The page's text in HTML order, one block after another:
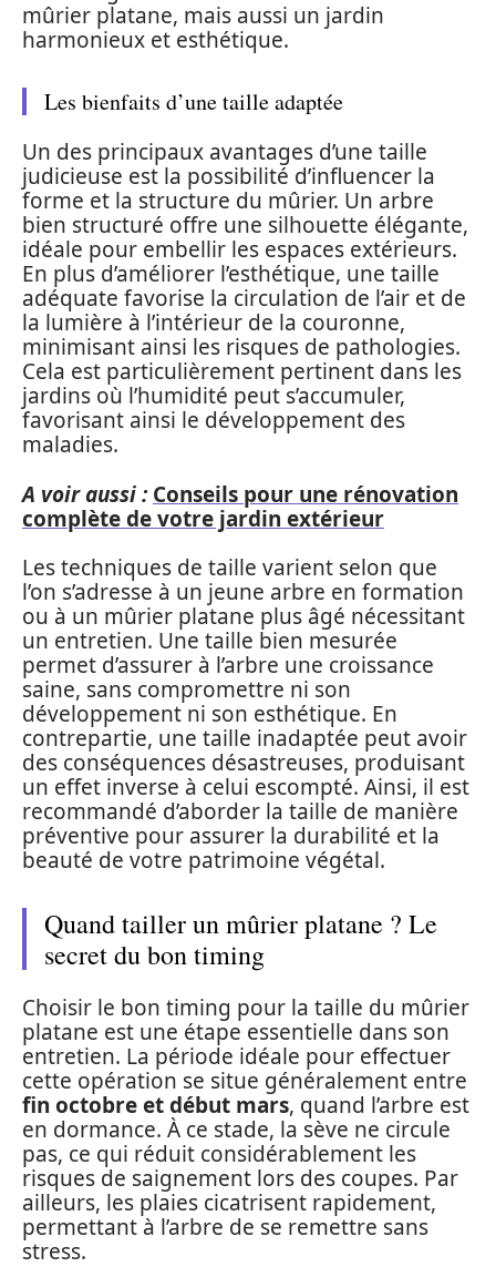
mûrier platane, mais aussi un jardin
harmonieux et esthétique.
Les bienfaits d’une taille adaptée
Un des principaux avantages d’une taille
judicieuse est la possibilité d’influencer la
forme et la structure du mûrier. Un arbre
bien structuré offre une silhouette élégante,
idéale pour embellir les espaces extérieurs.
En plus d’améliorer l’esthétique, une taille
adéquate favorise la circulation de l’air et de
la lumière à l’intérieur de la couronne,
minimisant ainsi les risques de pathologies.
Cela est particulièrement pertinent dans les
jardins où l’humidité peut s’accumuler,
favorisant ainsi le développement des
maladies.
A voir aussi : Conseils pour une rénovation
complète de votre jardin extérieur
Les techniques de taille varient selon que
l’on s’adresse à un jeune arbre en formation
ou à un mûrier platane plus âgé nécessitant
un entretien. Une taille bien mesurée
permet d’assurer à l’arbre une croissance
saine, sans compromettre ni son
développement ni son esthétique. En
contrepartie, une taille inadaptée peut avoir
des conséquences désastreuses, produisant
un effet inverse à celui escompté. Ainsi, il est
recommandé d’aborder la taille de manière
préventive pour assurer la durabilité et la
beauté de votre patrimoine végétal.
Quand tailler un mûrier platane ? Le
secret du bon timing
Choisir le bon timing pour la taille du mûrier
platane est une étape essentielle dans son
entretien. La période idéale pour effectuer
cette opération se situe généralement entre
fin octobre et début mars, quand l’arbre est
en dormance. À ce stade, la sève ne circule
pas, ce qui réduit considérablement les
risques de saignement lors des coupes. Par
ailleurs, les plaies cicatrisent rapidement,
permettant à l’arbre de se remettre sans
stress.